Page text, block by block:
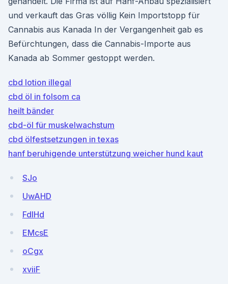
und verkauft das Gras völlig Kein Importstopp für
Cannabis aus Kanada In der Vergangenheit gab es
Befürchtungen, dass die Cannabis-Importe aus
Kanada ab Sommer gestoppt werden.
cbd lotion illegal
cbd öl in folsom ca
heilt bänder
cbd-öl für muskelwachstum
cbd ölfestsetzungen in texas
hanf beruhigende unterstützung weicher hund kaut
SJo
UwAHD
FdlHd
EMcsE
oCgx
xviiF